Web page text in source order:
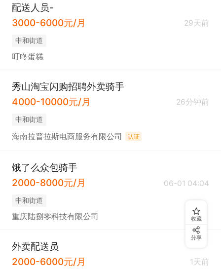
配送人员-
3000-6000元/月
29天前
中和街道
叮咚蛋糕
秀山淘宝闪购招聘外卖骑手
4000-10000元/月
26分钟前
中和街道
海南拉普拉斯电商服务有限公司 认证
饿了么众包骑手
2000-8000元/月
06-01 04:04
中和街道
重庆陆捌零科技有限公司
外卖配送员
2000-6000元/月
1天前
收藏
分享